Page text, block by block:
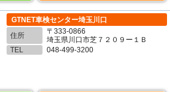
GTNET車検センター埼玉川口
住所
〒333-0866
埼玉県川口市芝７２０９ー１Ｂ
TEL
048-499-3200